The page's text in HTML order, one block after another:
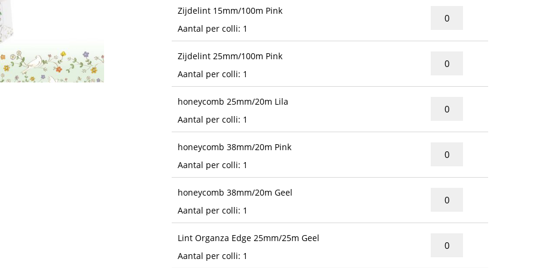
Zijdelint 15mm/100m Pink
Aantal per colli: 1
Zijdelint 25mm/100m Pink
Aantal per colli: 1
honeycomb 25mm/20m Lila
Aantal per colli: 1
honeycomb 38mm/20m Pink
Aantal per colli: 1
honeycomb 38mm/20m Geel
Aantal per colli: 1
Lint Organza Edge 25mm/25m Geel
Aantal per colli: 1